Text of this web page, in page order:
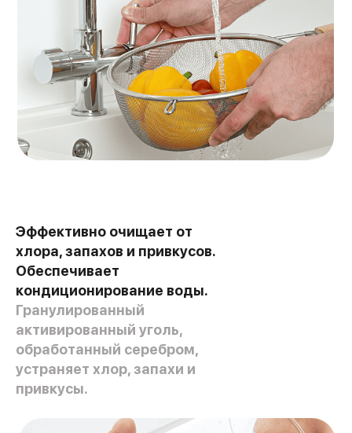
Эффективно очищает от
хлора, запахов и привкусов.
Обеспечивает
кондиционирование воды.
Гранулированный
активированный уголь,
обработанный серебром,
устраняет хлор, запахи и
привкусы.